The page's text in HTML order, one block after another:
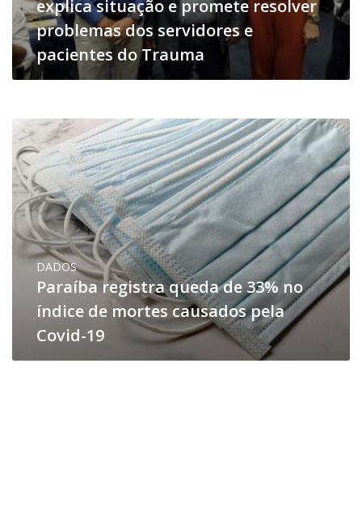
explica situação e promete resolver
problemas dos servidores e
pacientes do Trauma
DADOS
Paraíba registra queda de 33% no
índice de mortes causados pela
Covid-19